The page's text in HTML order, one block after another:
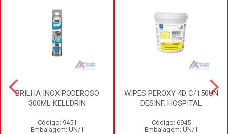
BRILHA INOX PODEROSO
300ML KELLDRIN
Código: 9451
Embalagem: UN/1
WIPES PEROXY 4D C/150UN
DESINF. HOSPITAL
Código: 6945
Embalagem: UN/1